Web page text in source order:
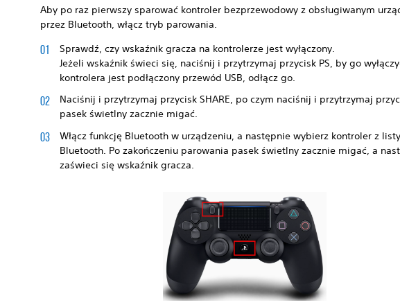
Aby po raz pierwszy sparować kontroler bezprzewodowy z obsługiwanym
przez Bluetooth, włącz tryb parowania.
Sprawdź, czy wskaźnik gracza na kontrolerze jest wyłączony.
Jeżeli wskaźnik świeci się, naciśnij i przytrzymaj przycisk PS, by go
kontrolera jest podłączony przewód USB, odłącz go.
Naciśnij i przytrzymaj przycisk SHARE, po czym naciśnij i przytrzymaj
pasek świetlny zacznie migać.
Włącz funkcję Bluetooth w urządzeniu, a następnie wybierz kontroler z
Bluetooth. Po zakończeniu parowania pasek świetlny zacznie migać, a
zaświeci się wskaźnik gracza.